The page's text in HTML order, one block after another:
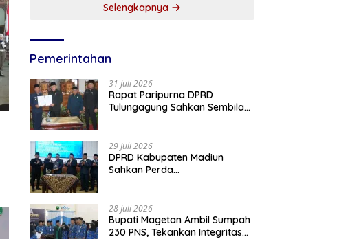
Selengkapnya
Pemerintahan
31 Juli 2026
Rapat Paripurna DPRD
Tulungagung Sahkan Sembilan
29 Juli 2026
DPRD Kabupaten Madiun
Sahkan Perda
Agenda Prioritas
28 Juli 2026
Bupati Magetan Ambil Sumpah
230 PNS, Tekankan Integritas